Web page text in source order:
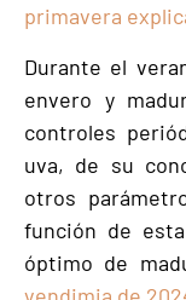
primavera
Durante el
envero y
controles
uva, de su
otros
función de
óptimo de
vendimia de